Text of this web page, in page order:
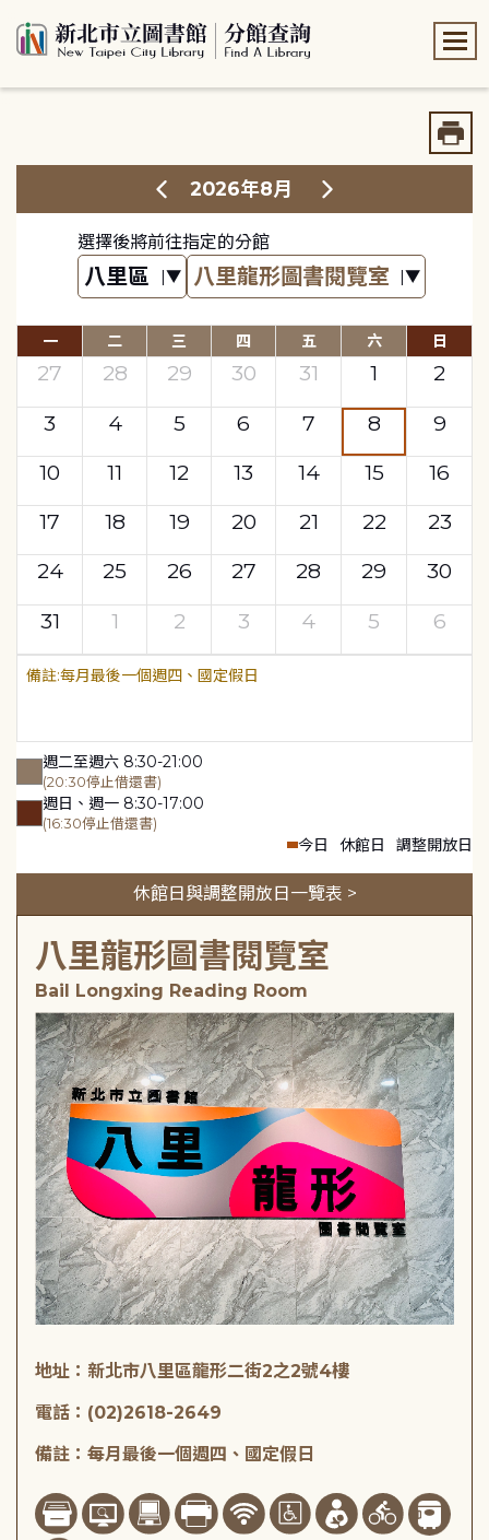
2026年8月
選擇後將前往指定的分館
一 二 三 四 五 六 日
27 28 29 30 31 1
2
3
4 5 6 7 8
9
10
11 12 13 14 15
16
17
18 19 20 21 22
23
24
25 26 27 28 29
30
31
1 2 3 4 5 6
每月最後一個週四、國定假日
週二至週六 8:30-21:00
(20:30停止借還書)
週日、週一 8:30-17:00
(16:30停止借還書)
今日 休館日 調整開放日
休館日與調整開放日一覽表 >
八里龍形圖書閱覽室
Bail Longxing Reading Room
地址：新北市八里區龍形二街2之2號4樓
電話：(02)2618-2649
備註：每月最後一個週四、國定假日